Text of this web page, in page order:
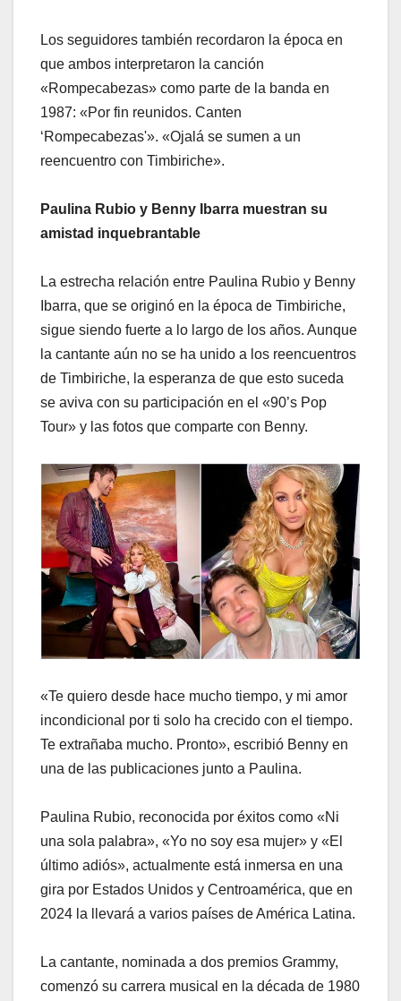
Los seguidores también recordaron la época en
que ambos interpretaron la canción
«Rompecabezas» como parte de la banda en
1987: «Por fin reunidos. Canten
‘Rompecabezas'». «Ojalá se sumen a un
reencuentro con Timbiriche».
Paulina Rubio y Benny Ibarra muestran su
amistad inquebrantable
La estrecha relación entre Paulina Rubio y Benny
Ibarra, que se originó en la época de Timbiriche,
sigue siendo fuerte a lo largo de los años. Aunque
la cantante aún no se ha unido a los reencuentros
de Timbiriche, la esperanza de que esto suceda
se aviva con su participación en el «90’s Pop
Tour» y las fotos que comparte con Benny.
«Te quiero desde hace mucho tiempo, y mi amor
incondicional por ti solo ha crecido con el tiempo.
Te extrañaba mucho. Pronto», escribió Benny en
una de las publicaciones junto a Paulina.
Paulina Rubio, reconocida por éxitos como «Ni
una sola palabra», «Yo no soy esa mujer» y «El
último adiós», actualmente está inmersa en una
gira por Estados Unidos y Centroamérica, que en
2024 la llevará a varios países de América Latina.
La cantante, nominada a dos premios Grammy,
comenzó su carrera musical en la década de 1980